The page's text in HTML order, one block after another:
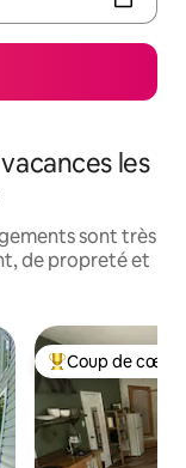
les
sont très
de propreté et
Coups de cœur
Coup de cœur